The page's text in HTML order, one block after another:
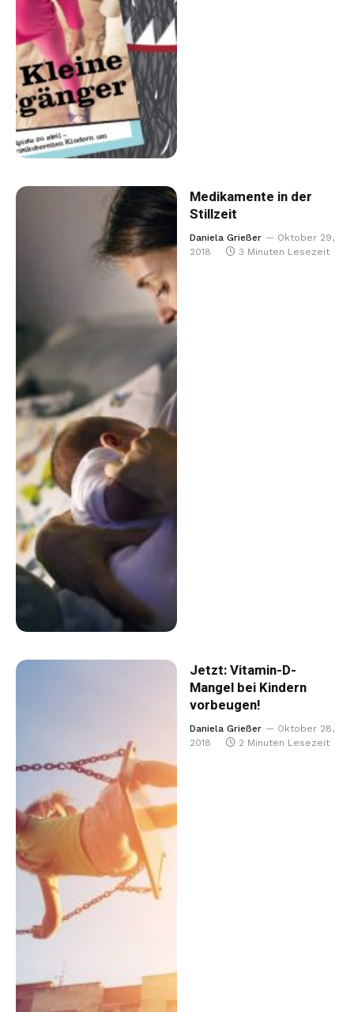
Medikamente in der
Stillzeit
Daniela Grießer
Oktober 29,
2018
3 Minuten Lesezeit
Jetzt: Vitamin-D-
Mangel bei Kindern
vorbeugen!
Daniela Grießer
Oktober 28,
2018
2 Minuten Lesezeit